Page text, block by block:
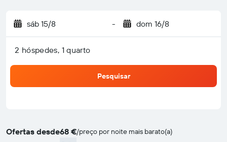
sáb 15/8 - dom 16/8
2 hóspedes, 1 quarto
Pesquisar
Ofertas desde68 €/preço por noite mais barato(a)